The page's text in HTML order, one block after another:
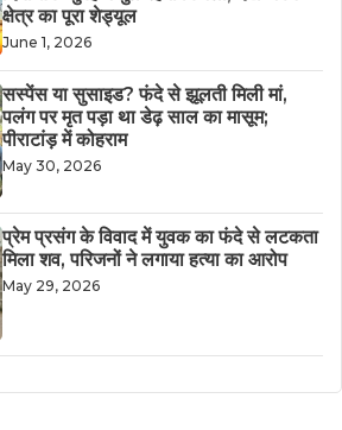
क्षेत्र का पूरा शेड्यूल
June 1, 2026
सस्पेंस या सुसाइड? फंदे से झूलती मिली मां,
पलंग पर मृत पड़ा था डेढ़ साल का मासूम;
पीराटांड़ में कोहराम
May 30, 2026
​प्रेम प्रसंग के विवाद में युवक का फंदे से लटकता
मिला शव, परिजनों ने लगाया हत्या का आरोप
May 29, 2026